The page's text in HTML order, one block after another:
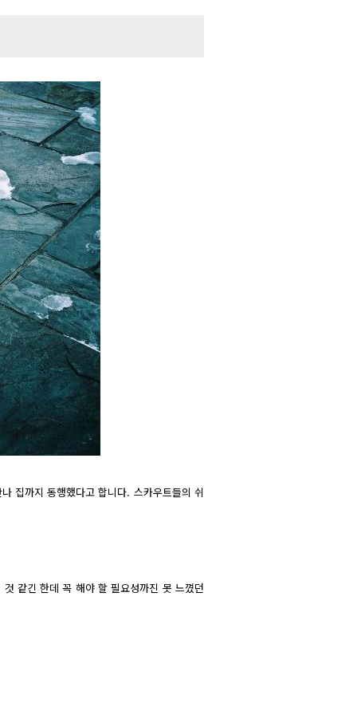
집까지 동행했다고 합니다. 스카우트들의 쉬
같긴 한데 꼭 해야 할 필요성까진 못 느꼈던